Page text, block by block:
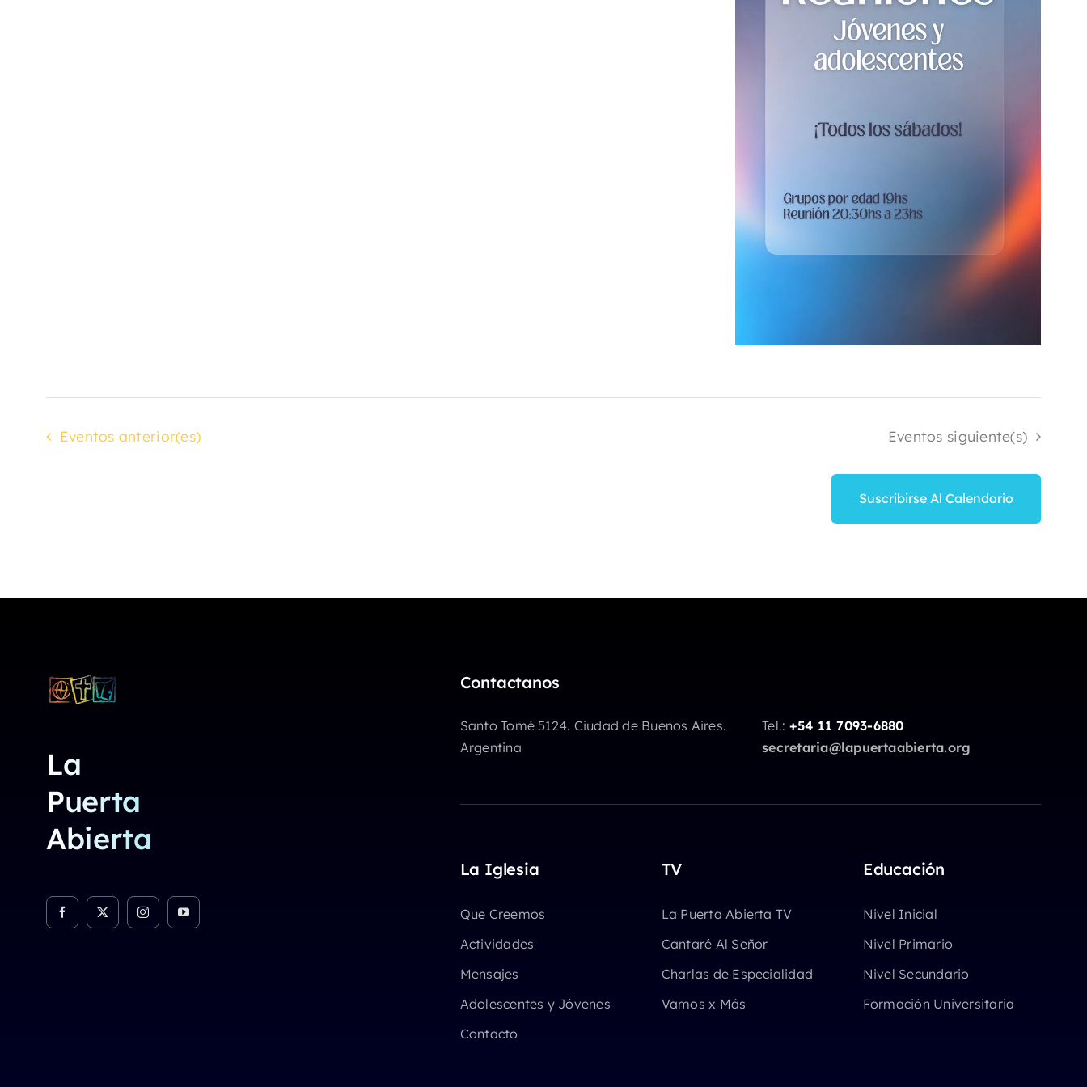
Eventos anterior(es) Eventos siguiente(s)
Suscribirse Al Calendario
La
Puerta
Abierta
Contactanos
Santo Tomé 5124. Ciudad de Buenos Aires.
Argentina
Tel.: +54 11 7093-6880
secretaria@lapuertaabierta.org
La Iglesia
Que Creemos
Actividades
Mensajes
Adolescentes y Jóvenes
Contacto
TV
La Puerta Abierta TV
Cantaré Al Señor
Charlas de Especialidad
Vamos x Más
Educación
Nivel Inicial
Nivel Primario
Nivel Secundario
Formación Universitaria